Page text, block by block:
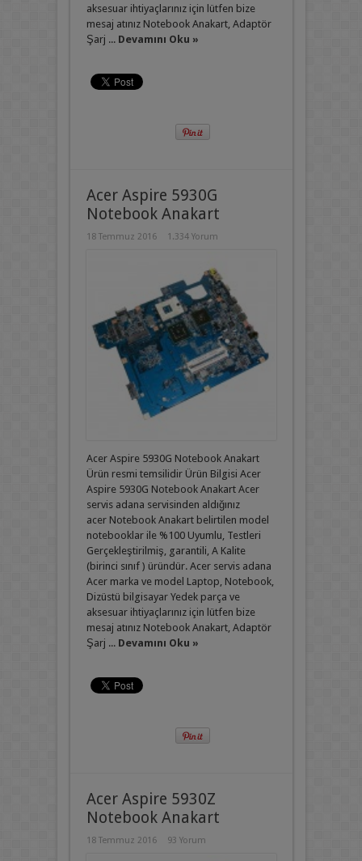
aksesuar ihtiyaçlarınız için lütfen bize
mesaj atınız Notebook Anakart, Adaptör
Şarj ... Devamını Oku »
Acer Aspire 5930G
Notebook Anakart
18 Temmuz 2016 1.334 Yorum
Acer Aspire 5930G Notebook Anakart
Ürün resmi temsilidir Ürün Bilgisi Acer
Aspire 5930G Notebook Anakart Acer
servis adana servisinden aldığınız
acer Notebook Anakart belirtilen model
notebooklar ile %100 Uyumlu, Testleri
Gerçekleştirilmiş, garantili, A Kalite
(birinci sınıf ) üründür. Acer servis adana
Acer marka ve model Laptop, Notebook,
Dizüstü bilgisayar Yedek parça ve
aksesuar ihtiyaçlarınız için lütfen bize
mesaj atınız Notebook Anakart, Adaptör
Şarj ... Devamını Oku »
Acer Aspire 5930Z
Notebook Anakart
18 Temmuz 2016 93 Yorum